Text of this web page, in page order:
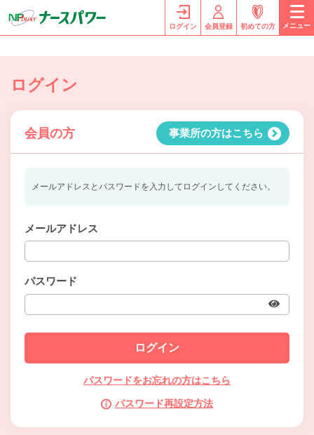
ログイン 会員登録 初めての方 メニュー
ログイン
会員の方 事業所の方はこちら
メールアドレスとパスワードを入力してログインしてください。
メールアドレス
パスワード
パスワードをお忘れの方はこちら
パスワード再設定方法